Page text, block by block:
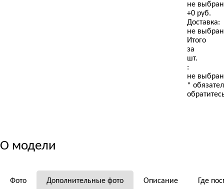
не
+0 руб.
Доставка:
не
Итого
за
шт.
:
не
*
О модели
Фото Дополнительные фото Описание Где